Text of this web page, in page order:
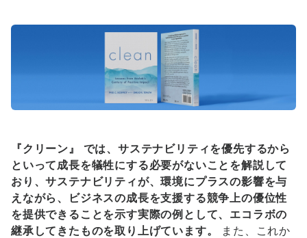
『クリーン』
では、サステナビリティを優先するから
といって成長を犠牲にする必要がないことを解説して
おり、サステナビリティが、環境にプラスの影響を与
えながら、ビジネスの成長を支援する競争上の優位性
を提供できることを示す実際の例として、エコラボの
継承してきたものを取り上げています。
また、これか